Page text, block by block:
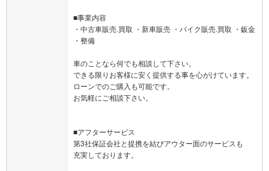
■事業内容
・中古車販売.買取 ・新車販売 ・バイク販売.買取 ・鈑金
・整備
車のことなら何でも相談して下さい。
できる限りお客様に安く提供する事を心がけています。
ローンでのご購入も可能です。
お気軽にご相談下さい。
■アフターサービス
第3社保証会社と提携を結びアウター面のサービスも
充実しております。